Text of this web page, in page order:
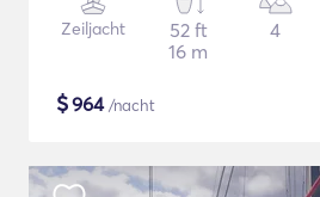
Zeiljacht
52 ft
16 m
4
$964/nacht